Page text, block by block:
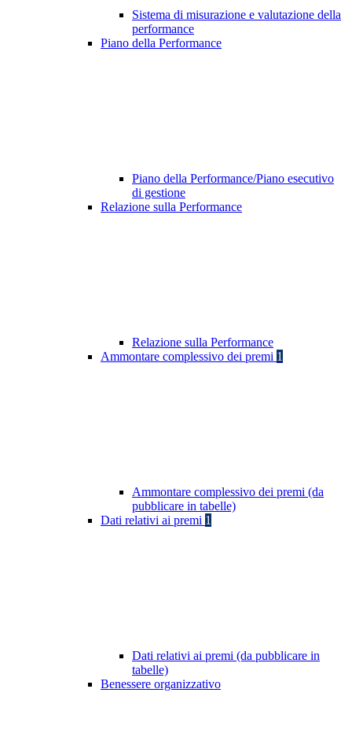
Sistema di misurazione e valutazione della
performance
Piano della Performance
Piano della Performance/Piano esecutivo
di gestione
Relazione sulla Performance
Relazione sulla Performance
Ammontare complessivo dei premi 1
Ammontare complessivo dei premi (da
pubblicare in tabelle)
Dati relativi ai premi 1
Dati relativi ai premi (da pubblicare in
tabelle)
Benessere organizzativo